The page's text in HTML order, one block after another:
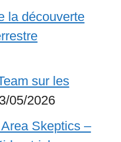
la découverte
sur les
05/2026
Skeptics –